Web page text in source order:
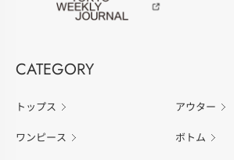
CATEGORY
トップス アウター
ワンピース ボトム